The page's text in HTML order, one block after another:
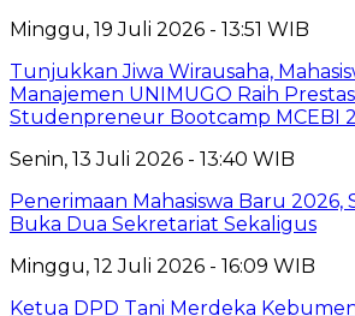
Minggu, 19 Juli 2026 - 13:51 WIB
Tunjukkan Jiwa Wirausaha,
Manajemen UNIMUGO Raih
Studenpreneur Bootcamp MCEBI
Senin, 13 Juli 2026 - 13:40 WIB
Penerimaan Mahasiswa Baru 2026,
Buka Dua Sekretariat Sekaligus
Minggu, 12 Juli 2026 - 16:09 WIB
Ketua DPD Tani Merdeka